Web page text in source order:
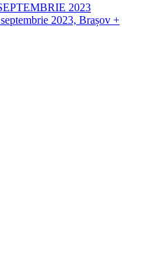
2023
2023, Brașov +